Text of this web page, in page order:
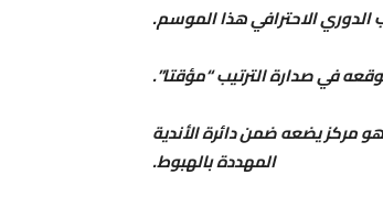
الاحترافي هذا الموسم.
في صدارة الترتيب “مؤقتا”.
المركز الرابع عشر برصيد 7 نقاط فقط، وهو مركز يضعه ضمن دائرة الأندية
المهددة بالهبوط.